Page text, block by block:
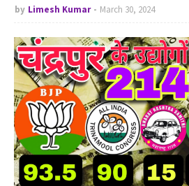
by Limesh Kumar March 30, 2024